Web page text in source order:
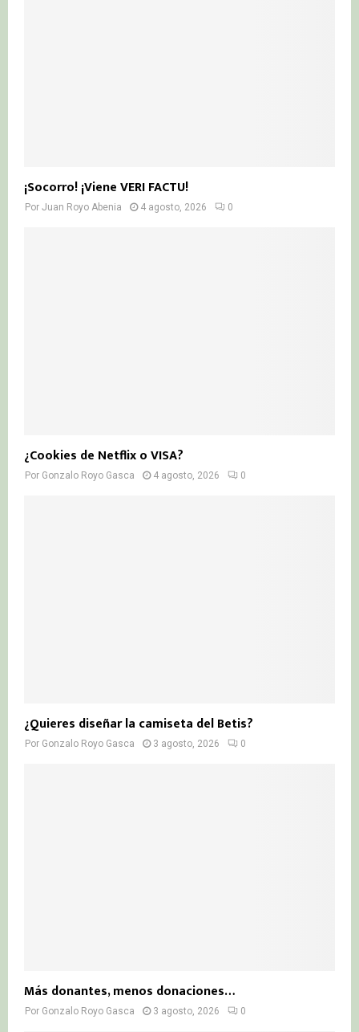
¡Socorro! ¡Viene VERI FACTU!
Por Juan Royo Abenia 4 agosto, 2026 0
¿Cookies de Netflix o VISA?
Por Gonzalo Royo Gasca 4 agosto, 2026 0
¿Quieres diseñar la camiseta del Betis?
Por Gonzalo Royo Gasca 3 agosto, 2026 0
Más donantes, menos donaciones…
Por Gonzalo Royo Gasca 3 agosto, 2026 0